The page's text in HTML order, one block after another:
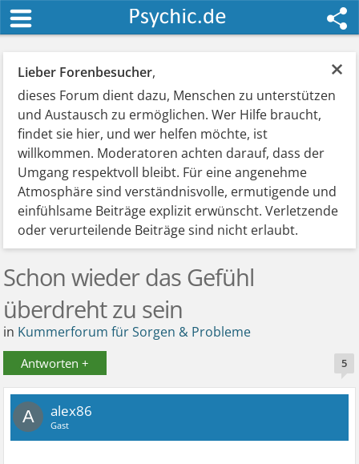
×
Lieber Forenbesucher,
dieses Forum dient dazu, Menschen zu unterstützen
und Austausch zu ermöglichen. Wer Hilfe braucht,
findet sie hier, und wer helfen möchte, ist
willkommen. Moderatoren achten darauf, dass der
Umgang respektvoll bleibt. Für eine angenehme
Atmosphäre sind verständnisvolle, ermutigende und
einfühlsame Beiträge explizit erwünscht. Verletzende
oder verurteilende Beiträge sind nicht erlaubt.
Schon wieder das Gefühl
überdreht zu sein
in Kummerforum für Sorgen & Probleme
Antworten + 5
A alex86
Gast